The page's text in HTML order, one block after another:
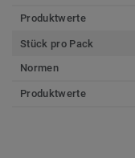
Produktwerte
Stück pro Pack
Normen
Produktwerte